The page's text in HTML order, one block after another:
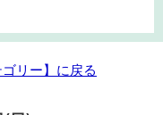
リー】に戻る